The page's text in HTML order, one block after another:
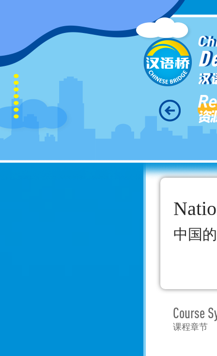
汉
资
中国
Course
课程章节